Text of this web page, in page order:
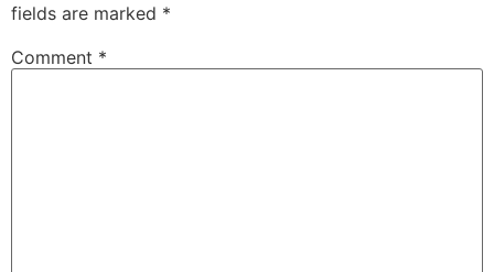
fields are marked *
Comment *